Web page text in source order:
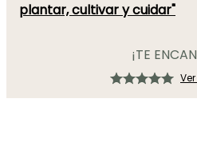
plantar, cultivar y cuidar"
¡TE